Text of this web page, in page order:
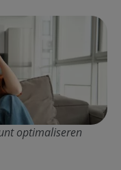
optimaliseren